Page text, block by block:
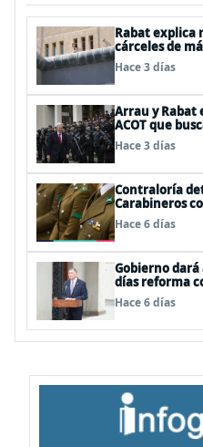
Rabat explica
cárceles de
Hace 3 días
Arrau y Rabat
ACOT que
Hace 3 días
Contraloría
Carabineros
mismas
Hace 6 días
Gobierno
días reforma
seguridad
Hace 6 días